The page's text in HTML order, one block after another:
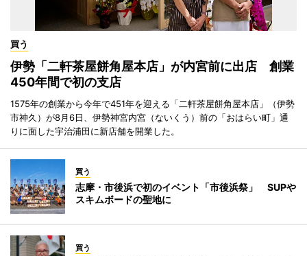
買う
伊勢「二軒茶屋餅角屋本店」が内宮前に出店 創業
450年間で初の支店
1575年の創業から今年で451年を迎える「二軒茶屋餅角屋本店」（伊勢
市神久）が8月6日、伊勢神宮内宮（ないくう）前の「おはらい町」通
りに面した宇治浦田に新店舗を開業した。
買う
志摩・市後浜で初のイベント「市後浜祭」 SUPや
スキムボードの聖地に
買う